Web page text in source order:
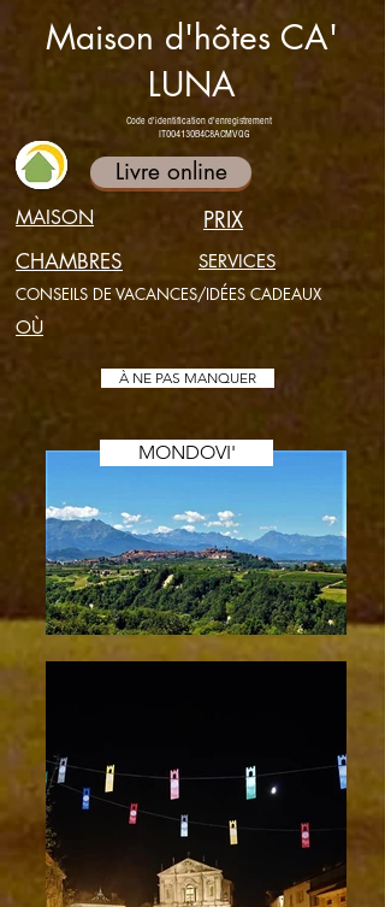
Maison d'hôtes CA'
LUNA
Code d'identification d'enregistrement
IT004130B4C8ACMVQG
Livre online
MAISON
CHAMBRES
PRIX
SERVICES
CONSEILS DE VACANCES/IDÉES CADEAUX
OÙ
À NE PAS MANQUER
MONDOVI'